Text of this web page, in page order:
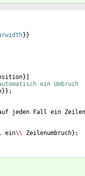
} }
}]
ein Umbruch
}} ;
jeden Fall ein
ein\\ Zeilenumbruch} ;